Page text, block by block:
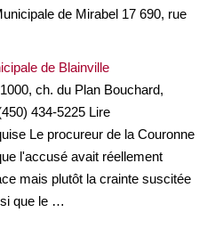
de Mirabel 17 690, rue
de Blainville
ch. du Plan Bouchard,
434-5225 Lire
Le procureur de la Couronne
l'accusé avait réellement
mais plutôt la crainte suscitée
que le …